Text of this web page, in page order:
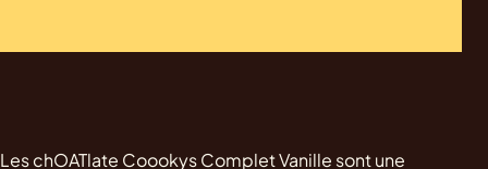
Les chOATlate Coookys Complet Vanille sont une